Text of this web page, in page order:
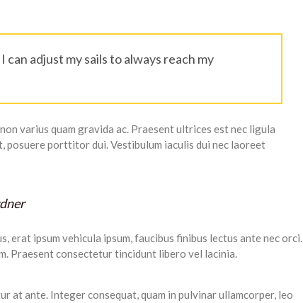
adjust my sails to always reach my
varius quam gravida ac. Praesent ultrices est nec ligula
posuere porttitor dui. Vestibulum iaculis dui nec laoreet
erat ipsum vehicula ipsum, faucibus finibus lectus ante nec orci.
Praesent consectetur tincidunt libero vel lacinia.
at ante. Integer consequat, quam in pulvinar ullamcorper, leo